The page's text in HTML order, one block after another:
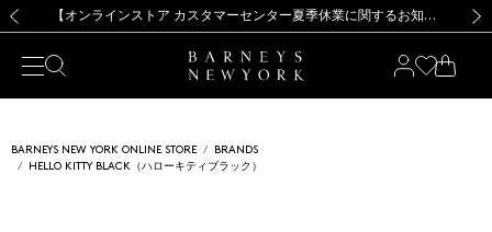
新規登録のお客様も対象！＜MY BARNEYS＞会員のお客様は11,000円（税込）以上のお買上げで常時送料無料！お買い物の際は会員登録を！
【夏季休業に伴う出荷一時停止のお知らせ】(2026.8.7) 【オンラインストア カスタマーセンター夏季休業に関するお知らせ】（2026.8.7）
【夏季休業に伴う返品・交換承り一時停止のお知らせ】（2026.8.5）
熊本県を中心とした地震の影響によるお荷物のお届けについて
【開催中】SUMMER SALEのご案内・ご注意事項 新規登録のお客様も対象！＜MY BARNEYS＞会員のお客様は11,000円（税込）以上のお買上げで常時送料無料！お買い物の際は会員登録を！
【夏季休業に伴う出荷一時停止のお知らせ】(2026.8.7)
BARNEYS NEW YORK ONLINE STORE
BRANDS
HELLO KITTY BLACK（ハローキティブラック）